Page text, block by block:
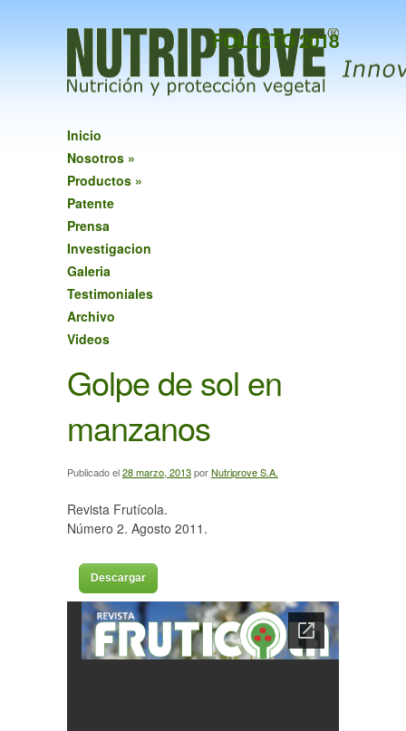
FOLLETO 2018
Inicio
Nosotros »
Productos »
Patente
Prensa
Investigacion
Galeria
Testimoniales
Archivo
Videos
Golpe de sol en
manzanos
Publicado el28 marzo, 2013porNutriprove S.A.
Revista Frutícola.
Número 2. Agosto 2011.
Descargar